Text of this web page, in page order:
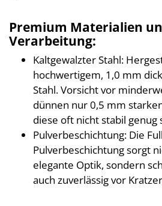
Premium Materialien
Verarbeitung:
Kaltgewalzter Stahl:
hochwertigem, 1,0 mm
Stahl. Vorsicht vor
dünnen nur 0,5 mm
diese oft nicht stabil genug
Pulverbeschichtung: Die
Pulverbeschichtung sorgt
elegante Optik, sondern
auch zuverlässig vor